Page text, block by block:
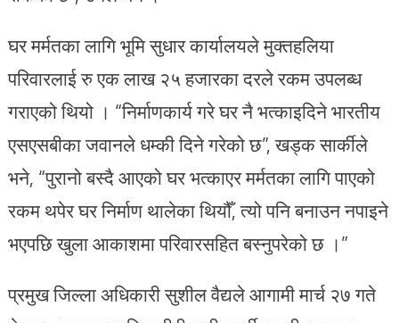
घर मर्मतका लागि भूमि सुधार कार्यालयले मुक्तहलिया
परिवारलाई रु एक लाख २५ हजारका दरले रकम उपलब्ध
गराएको थियो । “निर्माणकार्य गरे घर नै भत्काइदिने भारतीय
एसएसबीका जवानले धम्की दिने गरेको छ”, खड्क सार्कीले
भने, “पुरानो बस्दै आएको घर भत्काएर मर्मतका लागि पाएको
रकम थपेर घर निर्माण थालेका थियौँ, त्यो पनि बनाउन नपाइने
भएपछि खुला आकाशमा परिवारसहित बस्नुपरेको छ ।”
प्रमुख जिल्ला अधिकारी सुशील वैद्यले आगामी मार्च २७ गते